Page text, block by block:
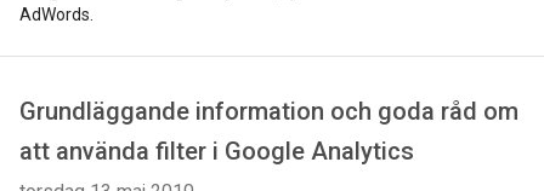
AdWords.
Grundläggande information och goda råd om
att använda filter i Google Analytics